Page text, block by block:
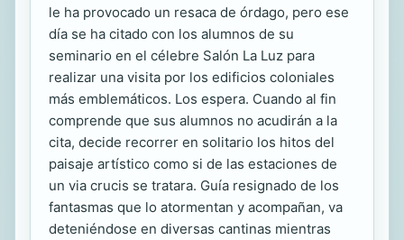
le ha provocado un resaca de órdago, pero ese
día se ha citado con los alumnos de su
seminario en el célebre Salón La Luz para
realizar una visita por los edificios coloniales
más emblemáticos. Los espera. Cuando al fin
comprende que sus alumnos no acudirán a la
cita, decide recorrer en solitario los hitos del
paisaje artístico como si de las estaciones de
un via crucis se tratara. Guía resignado de los
fantasmas que lo atormentan y acompañan, va
deteniéndose en diversas cantinas mientras